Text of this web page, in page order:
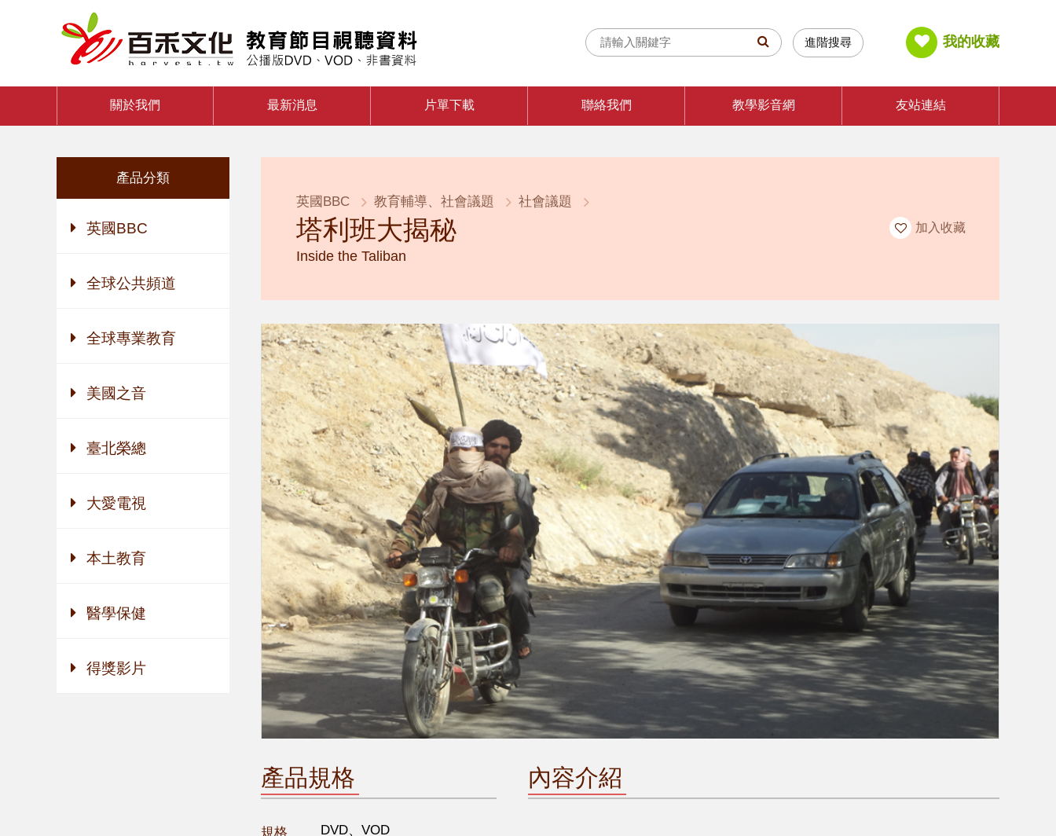
進階搜尋 我的收藏
關於我們 最新消息 片單下載 聯絡我們 教學影音網 友站連結
產品分類
英國BBC
全球公共頻道
全球專業教育
美國之音
臺北榮總
大愛電視
本土教育
醫學保健
得獎影片
英國BBC 教育輔導、社會議題 社會議題
塔利班大揭秘
Inside the Taliban
加入收藏
產品規格
規格 DVD、VOD
內容介紹